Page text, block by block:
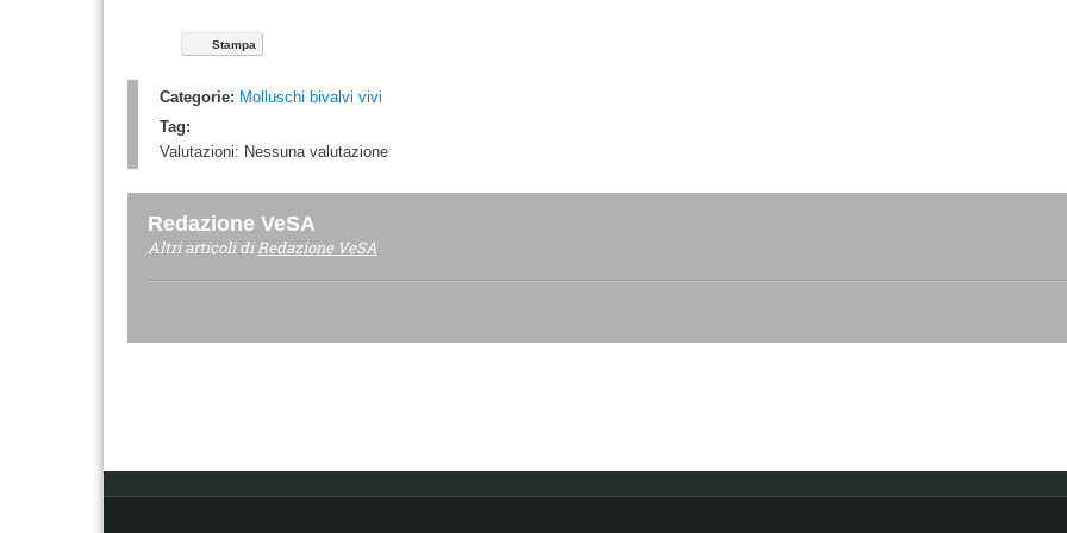
Stampa
Categorie: Molluschi bivalvi vivi
Tag:
Valutazioni: Nessuna valutazione
Redazione VeSA
Altri articoli diRedazione VeSA